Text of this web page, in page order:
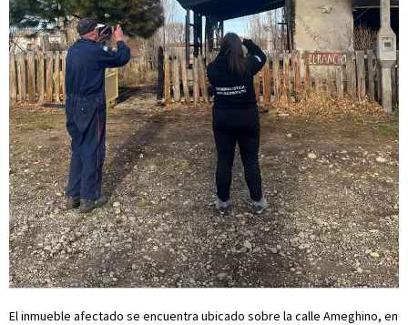
El inmueble afectado se encuentra ubicado sobre la calle Ameghino, en